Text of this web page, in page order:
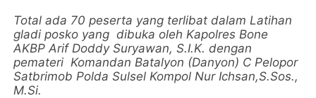
Total ada 70 peserta yang terlibat dalam Latihan
gladi posko yang dibuka oleh Kapolres Bone
AKBP Arif Doddy Suryawan, S.I.K. dengan
pemateri Komandan Batalyon (Danyon) C Pelopor
Satbrimob Polda Sulsel Kompol Nur Ichsan,S.Sos.,
M.Si.